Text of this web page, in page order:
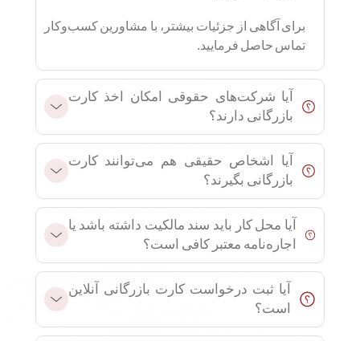
برای آگاهی از جزئیات بیشتر، با مشاورین کسب‌وکار
تماس حاصل فرمایید.
آیا شرکت‌های حقوقی امکان اخذ کارت
بازرگانی دارند؟
آیا اشخاص حقیقی هم می‌توانند کارت
بازرگانی بگیرند؟
آیا محل کار باید سند مالکیت داشته باشد یا
اجاره‌نامه معتبر کافی است؟
آیا ثبت درخواست کارت بازرگانی آنلاین
است؟